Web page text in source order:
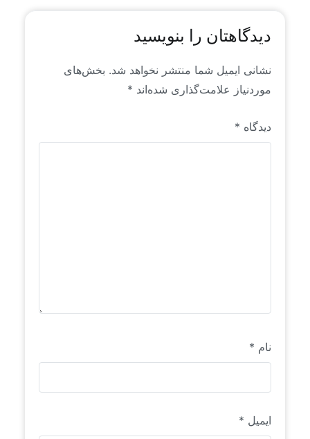
دیدگاهتان را بنویسید
نشانی ایمیل شما منتشر نخواهد شد. بخش‌های
موردنیاز علامت‌گذاری شده‌اند *
دیدگاه *
نام *
ایمیل *